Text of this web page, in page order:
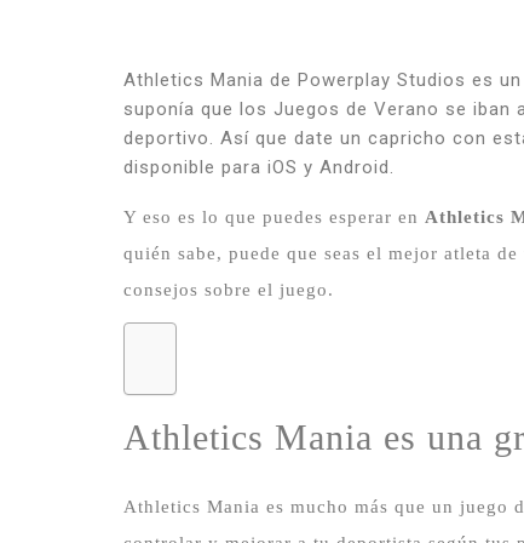
Athletics Mania de Powerplay Studios es
suponía que los Juegos de Verano se
deportivo. Así que date un capricho con
disponible para iOS y Android.
Y eso es lo que puedes esperar en Athletics
quién sabe, puede que seas el mejor atleta
consejos sobre el juego.
Athletics Mania es una
Athletics Mania es mucho más que un juego